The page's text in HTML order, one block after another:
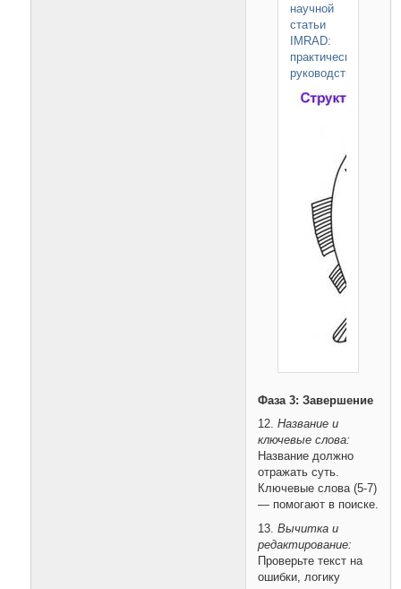
научной
статьи
IMRAD:
практическое
руководство>>
Фаза 3: Завершение
12. Название и
ключевые слова:
Название должно
отражать суть.
Ключевые слова (5-7)
— помогают в поиске.
13. Вычитка и
редактирование:
Проверьте текст на
ошибки, логику